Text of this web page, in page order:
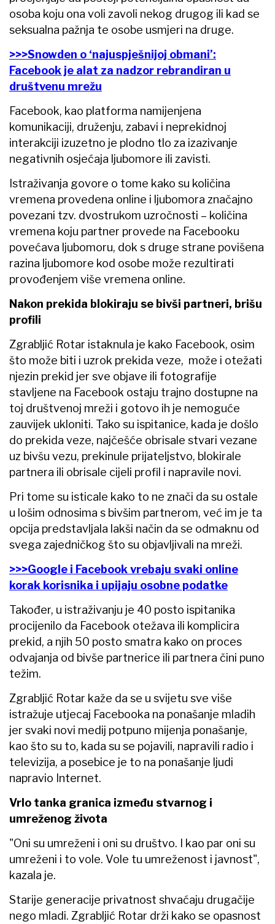
osoba koju ona voli zavoli nekog drugog ili kad se
seksualna pažnja te osobe usmjeri na druge.
>>>Snowden o ‘najuspješnijoj obmani’:
Facebook je alat za nadzor rebrandiran u
društvenu mrežu
Facebook, kao platforma namijenjena
komunikaciji, druženju, zabavi i neprekidnoj
interakciji izuzetno je plodno tlo za izazivanje
negativnih osjećaja ljubomore ili zavisti.
Istraživanja govore o tome kako su količina
vremena provedena online i ljubomora značajno
povezani tzv. dvostrukom uzročnosti – količina
vremena koju partner provede na Facebooku
povećava ljubomoru, dok s druge strane povišena
razina ljubomore kod osobe može rezultirati
provođenjem više vremena online.
Nakon prekida blokiraju se bivši partneri, brišu
profili
Zgrabljić Rotar istaknula je kako Facebook, osim
što može biti i uzrok prekida veze, može i otežati
njezin prekid jer sve objave ili fotografije
stavljene na Facebook ostaju trajno dostupne na
toj društvenoj mreži i gotovo ih je nemoguće
zauvijek ukloniti. Tako su ispitanice, kada je došlo
do prekida veze, najčešće obrisale stvari vezane
uz bivšu vezu, prekinule prijateljstvo, blokirale
partnera ili obrisale cijeli profil i napravile novi.
Pri tome su isticale kako to ne znači da su ostale
u lošim odnosima s bivšim partnerom, već im je ta
opcija predstavljala lakši način da se odmaknu od
svega zajedničkog što su objavljivali na mreži.
>>>Google i Facebook vrebaju svaki online
korak korisnika i upijaju osobne podatke
Također, u istraživanju je 40 posto ispitanika
procijenilo da Facebook otežava ili komplicira
prekid, a njih 50 posto smatra kako on proces
odvajanja od bivše partnerice ili partnera čini puno
težim.
Zgrabljić Rotar kaže da se u svijetu sve više
istražuje utjecaj Facebooka na ponašanje mladih
jer svaki novi medij potpuno mijenja ponašanje,
kao što su to, kada su se pojavili, napravili radio i
televizija, a posebice je to na ponašanje ljudi
napravio Internet.
Vrlo tanka granica između stvarnog i
umreženog života
"Oni su umreženi i oni su društvo. I kao par oni su
umreženi i to vole. Vole tu umreženost i javnost",
kazala je.
Starije generacije privatnost shvaćaju drugačije
nego mladi. Zgrabljić Rotar drži kako se opasnost